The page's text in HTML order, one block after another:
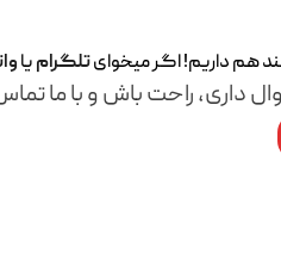
هم داریم! اگر میخوایتلگرامیا
داری، راحت باش و با ما